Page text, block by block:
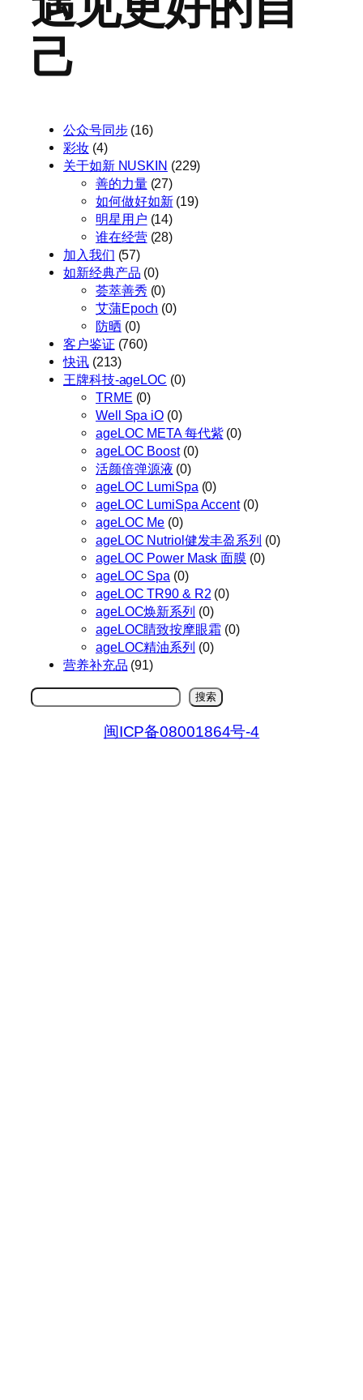
己
公众号同步(16)
彩妆(4)
关于如新 NUSKIN (229)
善的力量(27)
如何做好如新(19)
明星用户 (14)
谁在经营(28)
加入我们 (57)
如新经典产品 (0)
荟萃善秀 (0)
艾蒲Epoch (0)
防晒 (0)
客户鉴证 (760)
快讯(213)
王牌科技-ageLOC (0)
TRME (0)
Well Spa iO(0)
ageLOC META 每代紫(0)
ageLOC Boost(0)
活颜倍弹源液 (0)
ageLOC LumiSpa (0)
ageLOC LumiSpa Accent(0)
ageLOC Me (0)
ageLOC Nutriol健发丰盈系列 (0)
ageLOC Power Mask 面膜 (0)
ageLOC Spa (0)
ageLOC TR90 & R2 (0)
ageLOC焕新系列 (0)
ageLOC睛致按摩眼霜 (0)
ageLOC精油系列 (0)
营养补充品 (91)
搜
搜索
闽ICP备08001864号-4